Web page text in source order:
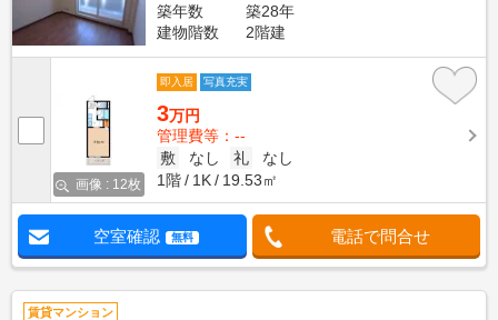
築年数
築28年
建物階数
2階建
画像 : 12枚
即入居 写真充実
3万円
管理費等：--
敷
なし 礼
なし
1階
1K 19.53㎡
空室確認 無料 電話で問合せ
賃貸マンション